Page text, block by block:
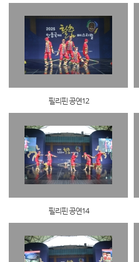
필리핀 공연12
필리핀 공연14